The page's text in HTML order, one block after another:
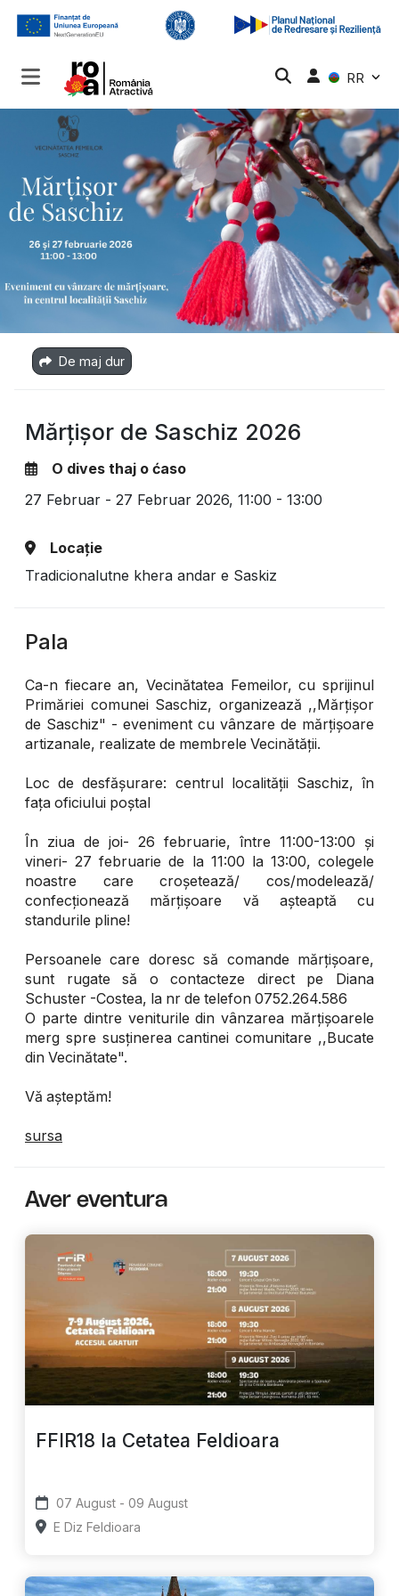
RR
De maj dur
Mărțișor de Saschiz 2026
O dives thaj o ćaso
27 Februar - 27 Februar 2026, 11:00 - 13:00
Locație
Tradicionalutne khera andar e Saskiz
Pala
Ca-n fiecare an, Vecinătatea Femeilor, cu sprijinul
Primăriei comunei Saschiz, organizează ,,Mărțișor
de Saschiz" - eveniment cu vânzare de mărțișoare
artizanale, realizate de membrele Vecinătății.
Loc de desfășurare: centrul localității Saschiz, în
fața oficiului poștal
În ziua de joi- 26 februarie, între 11:00-13:00 și
vineri- 27 februarie de la 11:00 la 13:00, colegele
noastre care croșetează/ cos/modelează/
confecționează mărțișoare vă așteaptă cu
standurile pline!
Persoanele care doresc să comande mărțișoare,
sunt rugate să o contacteze direct pe Diana
Schuster -Costea, la nr de telefon 0752.264.586
O parte dintre veniturile din vânzarea mărțișoarele
merg spre susținerea cantinei comunitare ,,Bucate
din Vecinătate".
Vă așteptăm!
sursa
Aver eventura
FFIR18 la Cetatea Feldioara
07 August - 09 August
E Diz Feldioara